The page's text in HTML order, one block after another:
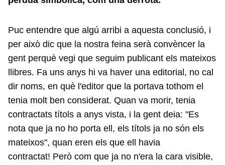
Puc entendre que algú arribi a aquesta conclusió, i
per això dic que la nostra feina serà convèncer la
gent perquè vegi que seguim publicant els mateixos
llibres. Fa uns anys hi va haver una editorial, no cal
dir noms, en què l'editor que la portava tothom el
tenia molt ben considerat. Quan va morir, tenia
contractats títols a anys vista, i la gent deia: "Es
nota que ja no ho porta ell, els títols ja no són els
mateixos", quan eren els que ell havia
contractat! Però com que ja no n'era la cara visible,